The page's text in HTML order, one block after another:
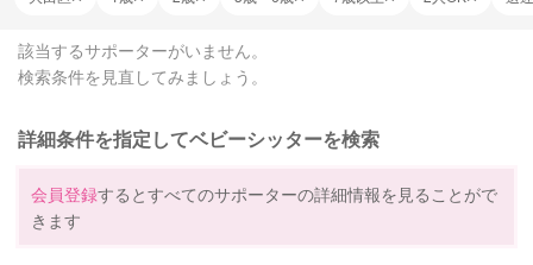
該当するサポーターがいません。
検索条件を見直してみましょう。
詳細条件を指定してベビーシッターを検索
会員登録するとすべてのサポーターの詳細情報を見ることがで
きます